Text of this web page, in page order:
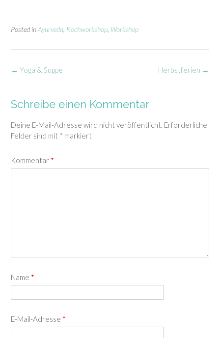
Posted inAyurveda Kochworkshop Workshop
Post
Herbstferien →
← Yoga & Suppe
Schreibe einen Kommentar
Deine E-Mail-Adresse wird nicht veröffentlicht. Erforderliche
Felder sind mit * markiert
Kommentar *
Name *
E-Mail-Adresse *